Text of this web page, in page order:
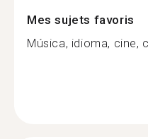
Mes sujets favoris
Música, idioma, cine,